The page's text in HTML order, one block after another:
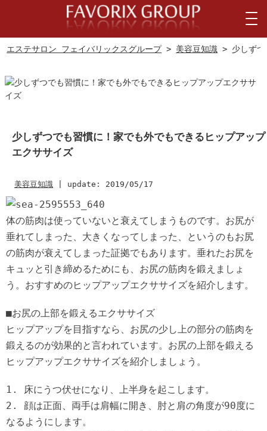
エステサロン フェイバリックスグループ> 美容豆知識 > 少しずつ
少しずつでも習慣に！家でも外でもできるヒップアップ
エクササイズ
美容豆知識 update: 2019/05/17
体の筋肉は使っていないと衰えてしまうものです。お尻が
垂れてしまった、大きくなってしまった、というのもお尻
の筋肉が衰えてしまった証拠でもあります。垂れたお尻を
キュッと引き締めるためにも、お尻の筋肉を鍛えましょ
う。おすすめのヒップアップエクササイズを紹介します。
■お尻の上部を鍛えるエクササイズ
ヒップアップを目指すなら、お尻の少し上の部分の筋肉を
鍛えるのが効果的と言われています。お尻の上部を鍛える
ヒップアップエクササイズを紹介しましょう。
1. 床にうつ伏せになり、上半身を起こします。
2. 顔は正面、両手は肩幅に開き、肘と肩の角度が90度に
なるようにします。